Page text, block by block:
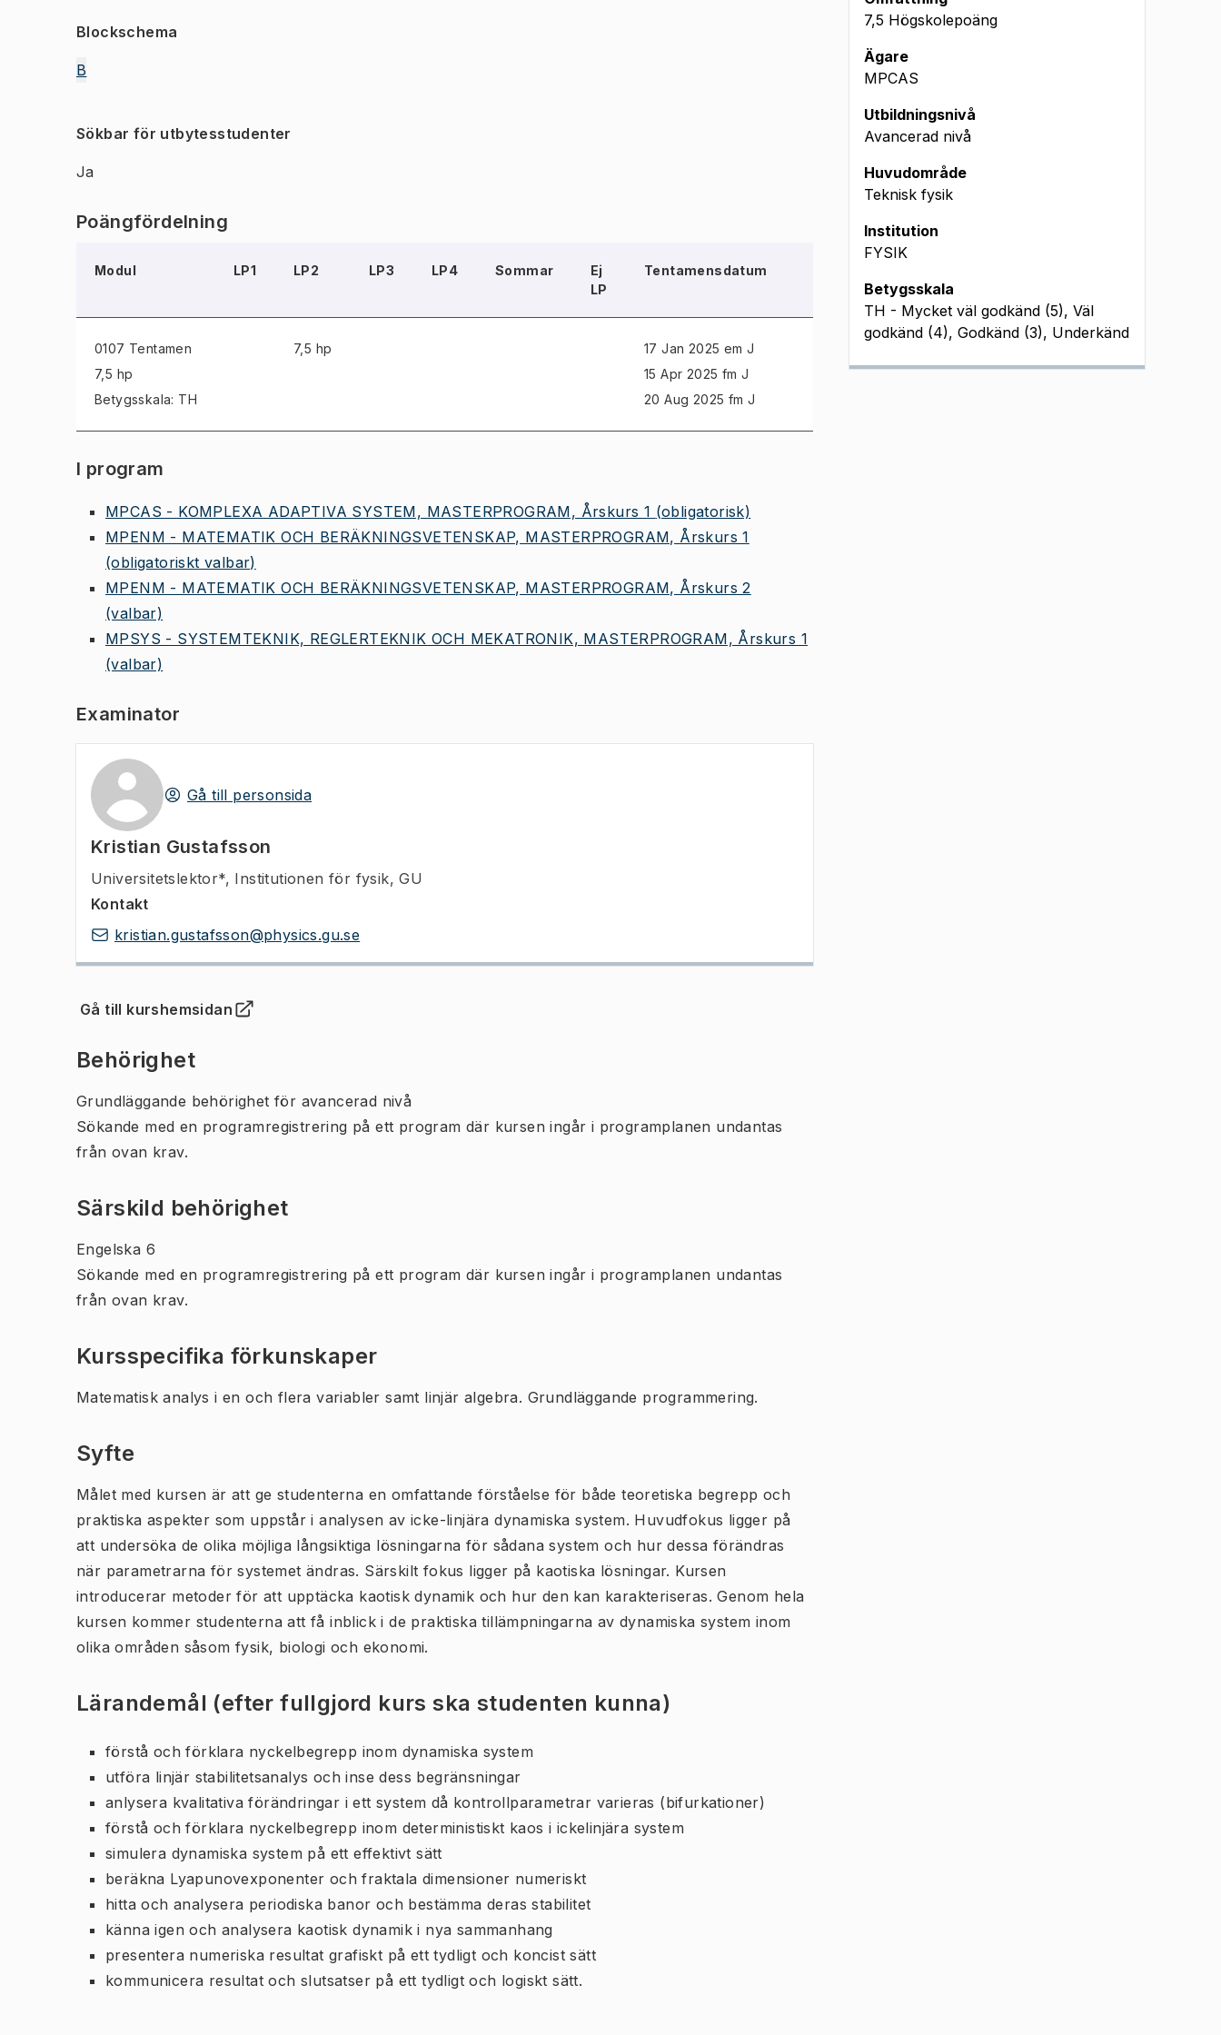
Blockschema
B
Sökbar för utbytesstudenter
Ja
Poängfördelning
Modul LP1 LP2 LP3 LP4 Sommar
Ej
LP
Tentamensdatum
0107 Tentamen
7,5 hp
Betygsskala: TH
7,5 hp
17 Jan 2025 em J
15 Apr 2025 fm J
20 Aug 2025 fm J
I program
MPCAS - KOMPLEXA ADAPTIVA SYSTEM, MASTERPROGRAM, Årskurs 1 (obligatorisk)
MPENM - MATEMATIK OCH BERÄKNINGSVETENSKAP, MASTERPROGRAM, Årskurs 1
(obligatoriskt valbar)
MPENM - MATEMATIK OCH BERÄKNINGSVETENSKAP, MASTERPROGRAM, Årskurs 2
(valbar)
MPSYS - SYSTEMTEKNIK, REGLERTEKNIK OCH MEKATRONIK, MASTERPROGRAM, Årskurs 1
(valbar)
Examinator
Gå till personsida
Kristian Gustafsson
Universitetslektor*, Institutionen för fysik, GU
Kontakt
kristian.gustafsson@physics.gu.se
Gå till kurshemsidan
(Öppnas i ny flik)
Behörighet
Grundläggande behörighet för avancerad nivå
Sökande med en programregistrering på ett program där kursen ingår i programplanen undantas
från ovan krav.
Särskild behörighet
Engelska 6
Sökande med en programregistrering på ett program där kursen ingår i programplanen undantas
från ovan krav.
Kursspecifika förkunskaper
Matematisk analys i en och flera variabler samt linjär algebra. Grundläggande programmering.
Syfte
Målet med kursen är att ge studenterna en omfattande förståelse för både teoretiska begrepp och
praktiska aspekter som uppstår i analysen av icke-linjära dynamiska system. Huvudfokus ligger på
att undersöka de olika möjliga långsiktiga lösningarna för sådana system och hur dessa förändras
när parametrarna för systemet ändras. Särskilt fokus ligger på kaotiska lösningar. Kursen
introducerar metoder för att upptäcka kaotisk dynamik och hur den kan karakteriseras. Genom hela
kursen kommer studenterna att få inblick i de praktiska tillämpningarna av dynamiska system inom
olika områden såsom fysik, biologi och ekonomi.
Lärandemål (efter fullgjord kurs ska studenten kunna)
förstå och förklara nyckelbegrepp inom dynamiska system
utföra linjär stabilitetsanalys och inse dess begränsningar
anlysera kvalitativa förändringar i ett system då kontrollparametrar varieras (bifurkationer)
förstå och förklara nyckelbegrepp inom deterministiskt kaos i ickelinjära system
simulera dynamiska system på ett effektivt sätt
beräkna Lyapunovexponenter och fraktala dimensioner numeriskt
hitta och analysera periodiska banor och bestämma deras stabilitet
känna igen och analysera kaotisk dynamik i nya sammanhang
presentera numeriska resultat grafiskt på ett tydligt och koncist sätt
kommunicera resultat och slutsatser på ett tydligt och logiskt sätt.
7,5 Högskolepoäng
Ägare
MPCAS
Utbildningsnivå
Avancerad nivå
Huvudområde
Teknisk fysik
Institution
FYSIK
Betygsskala
TH - Mycket väl godkänd (5), Väl
godkänd (4), Godkänd (3), Underkänd